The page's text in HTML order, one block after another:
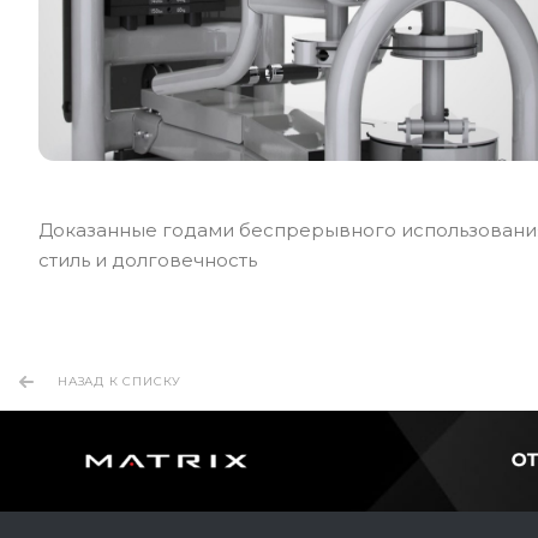
Доказанные годами беспрерывного
стиль и долговечность
НАЗАД К СПИСКУ